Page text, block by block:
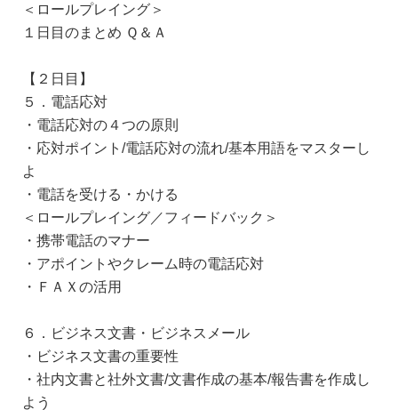
＜ロールプレイング＞
１日目のまとめ Ｑ＆Ａ
【２日目】
５．電話応対
・電話応対の４つの原則
・応対ポイント/電話応対の流れ/基本用語をマスターし
よ
・電話を受ける・かける
＜ロールプレイング／フィードバック＞
・携帯電話のマナー
・アポイントやクレーム時の電話応対
・ＦＡＸの活用
６．ビジネス文書・ビジネスメール
・ビジネス文書の重要性
・社内文書と社外文書/文書作成の基本/報告書を作成し
よう